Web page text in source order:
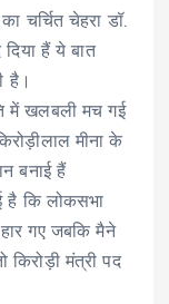
चर्चित चेहरा डॉ.
हैं ये बात
है।
में खलबली मच गई
मीना के
बनाई हैं
है कि लोकसभा
गए जबकि मैने
किरोड़ी मंत्री पद